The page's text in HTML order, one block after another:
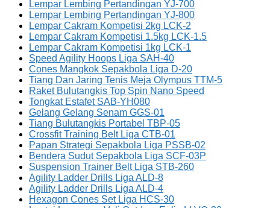
Lempar Lembing Pertandingan YJ-700
Lempar Lembing Pertandingan YJ-800
Lempar Cakram Kompetisi 2kg LCK-2
Lempar Cakram Kompetisi 1.5kg LCK-1.5
Lempar Cakram Kompetisi 1kg LCK-1
Speed Agility Hoops Liga SAH-40
Cones Mangkok Sepakbola Liga D-20
Tiang Dan Jaring Tenis Meja Olympus TTM-5
Raket Bulutangkis Top Spin Nano Speed
Tongkat Estafet SAB-YH080
Gelang Gelang Senam GGS-01
Tiang Bulutangkis Portabel TBP-05
Crossfit Training Belt Liga CTB-01
Papan Strategi Sepakbola Liga PSSB-02
Bendera Sudut Sepakbola Liga SCF-03P
Suspension Trainer Belt Liga STB-260
Agility Ladder Drills Liga ALD-8
Agility Ladder Drills Liga ALD-4
Hexagon Cones Set Liga HCS-30